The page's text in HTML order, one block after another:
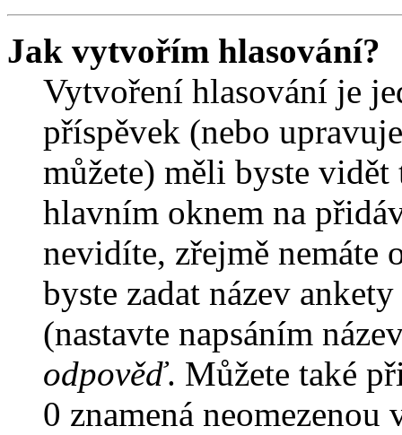
Jak vytvořím hlasování?
Vytvoření hlasování je
příspěvek (nebo
můžete) měli byste
hlavním oknem na
nevidíte, zřejmě
byste zadat název
(nastavte napsáním
odpověď. Můžete také
0 znamená